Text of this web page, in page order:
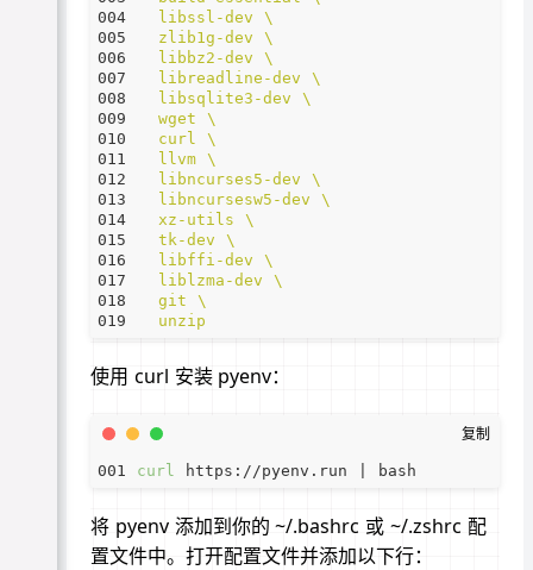
  unzip
使用 curl 安装 pyenv：
curl
将 pyenv 添加到你的 ~/.bashrc 或 ~/.zshrc 配
置文件中。打开配置文件并添加以下行：